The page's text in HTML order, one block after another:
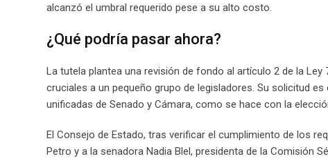
alcanzó el umbral requerido pese a su alto costo.
¿Qué podría pasar ahora?
La tutela plantea una revisión de fondo al artículo 2 de la
cruciales a un pequeño grupo de legisladores. Su solicitud
unificadas de Senado y Cámara, como se hace con la
El Consejo de Estado, tras verificar el cumplimiento de los
Petro y a la senadora Nadia Blel, presidenta de la Comisión